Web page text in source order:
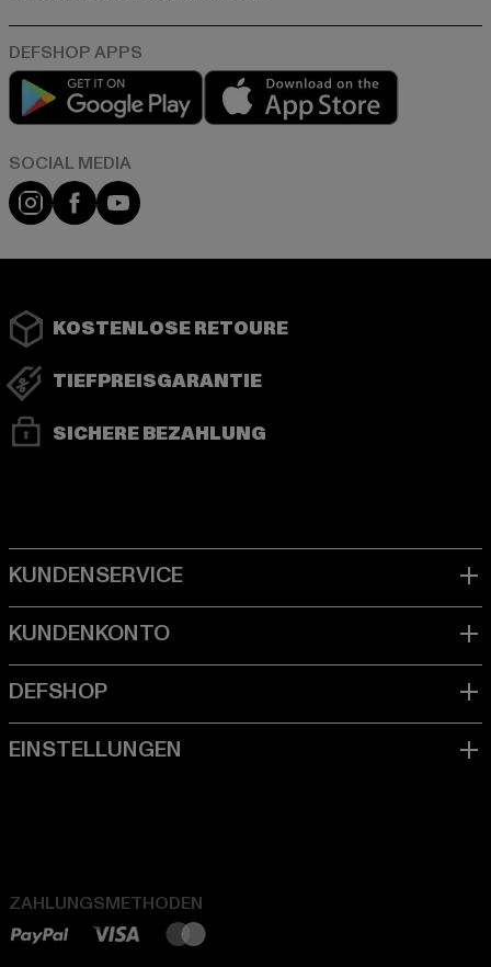
Play market
Instagram
FacebookYouTube
KOSTENLOSE RETOURE
TIEFPREISGARANTIE
SICHERE BEZAHLUNG
ZAHLUNGSMETHODEN